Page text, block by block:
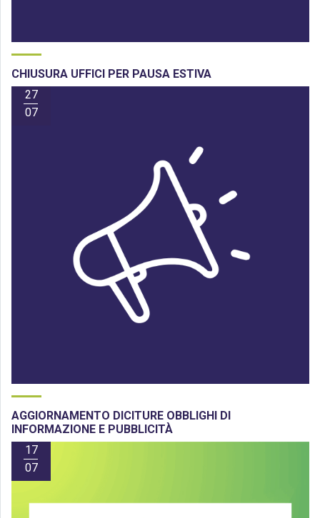
CHIUSURA UFFICI PER PAUSA ESTIVA
27
07
AGGIORNAMENTO DICITURE OBBLIGHI DI
INFORMAZIONE E PUBBLICITÀ
17
07